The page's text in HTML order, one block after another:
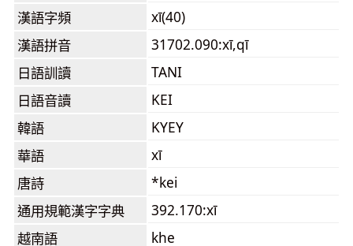
漢語字頻
xī(40)
漢語拼音
31702.090:xī,qī
日語訓讀
TANI
日語音讀
KEI
韓語
KYEY
華語
xī
唐詩
*kei
通用規範漢字字典
392.170:xī
越南語
khe